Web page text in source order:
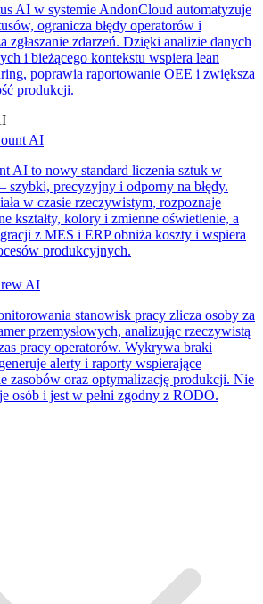
AI w systemie AndonCloud automatyzuje
ogranicza błędy operatorów i
zgłaszanie zdarzeń. Dzięki analizie danych
i bieżącego kontekstu wspiera lean
poprawia raportowanie OEE i zwiększa
produkcji.
AI
AI to nowy standard liczenia sztuk w
szybki, precyzyjny i odporny na błędy.
w czasie rzeczywistym, rozpoznaje
kształty, kolory i zmienne oświetlenie, a
z MES i ERP obniża koszty i wspiera
produkcyjnych.
AI
stanowisk pracy zlicza osoby za
przemysłowych, analizując rzeczywistą
pracy operatorów. Wykrywa braki
alerty i raporty wspierające
zasobów oraz optymalizację produkcji. Nie
osób i jest w pełni zgodny z RODO.